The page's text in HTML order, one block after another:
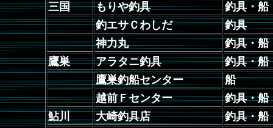
三国
もりや釣具
釣具・船
釣エサＣわしだ
釣具
神力丸
釣具・船
鷹巣
アラタニ釣具
釣具・船
鷹巣釣船センター
船
越前Ｆセンター
釣具・船
鮎川
大崎釣具店
釣具・船